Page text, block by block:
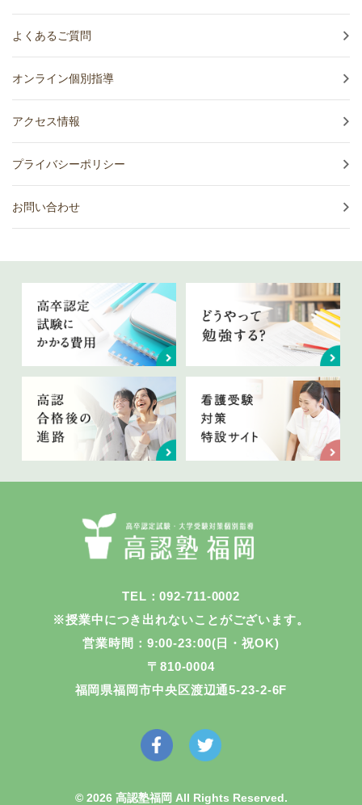
よくあるご質問
オンライン個別指導
アクセス情報
プライバシーポリシー
お問い合わせ
TEL：092-711-0002
※授業中につき出れないことがございます。
営業時間：9:00-23:00(日・祝OK)
〒810-0004
福岡県福岡市中央区渡辺通5-23-2-6F
© 2026 高認塾福岡 All Rights Reserved.